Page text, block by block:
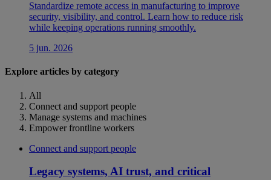
Standardize remote access in manufacturing to improve
security, visibility, and control. Learn how to reduce risk
while keeping operations running smoothly.
5 jun. 2026
Explore articles by category
All
Connect and support people
Manage systems and machines
Empower frontline workers
Connect and support people
Legacy systems, AI trust, and critical